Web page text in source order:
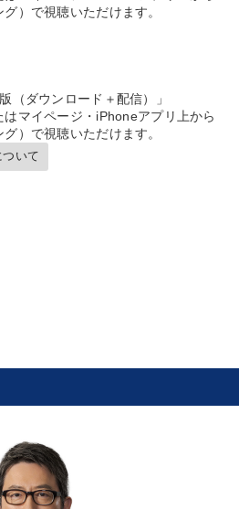
・値上げ スポーツ関連
成長 地方企業の勝ち方
AI 繁盛 リピート
）で視聴いただけます。
（ダウンロード＋配信）」
はマイページ・iPhoneアプリ上から
）で視聴いただけます。
いて